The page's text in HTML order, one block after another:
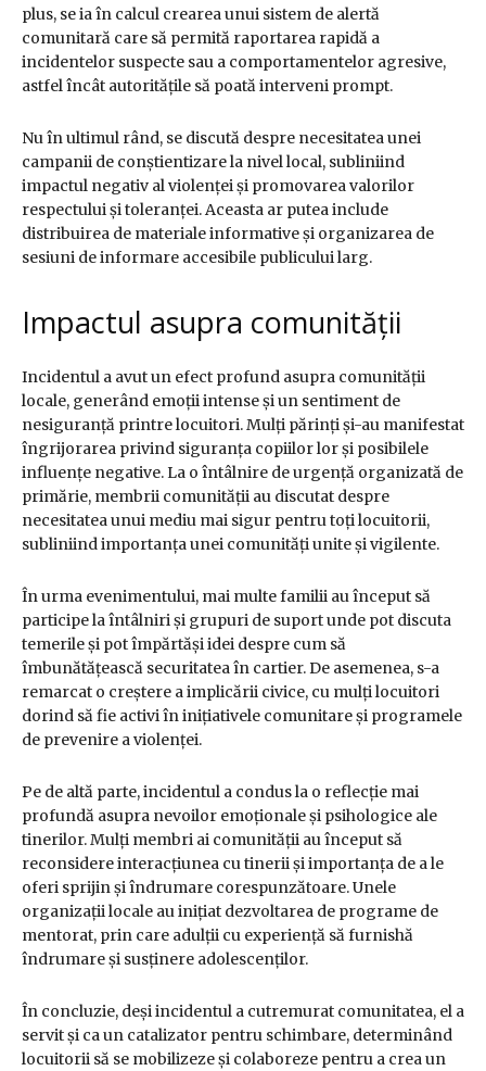
plus, se ia în calcul crearea unui sistem de alertă
comunitară care să permită raportarea rapidă a
incidentelor suspecte sau a comportamentelor agresive,
astfel încât autoritățile să poată interveni prompt.
Nu în ultimul rând, se discută despre necesitatea unei
campanii de conștientizare la nivel local, subliniind
impactul negativ al violenței și promovarea valorilor
respectului și toleranței. Aceasta ar putea include
distribuirea de materiale informative și organizarea de
sesiuni de informare accesibile publicului larg.
Impactul asupra comunității
Incidentul a avut un efect profund asupra comunității
locale, generând emoții intense și un sentiment de
nesiguranță printre locuitori. Mulți părinți și-au manifestat
îngrijorarea privind siguranța copiilor lor și posibilele
influențe negative. La o întâlnire de urgență organizată de
primărie, membrii comunității au discutat despre
necesitatea unui mediu mai sigur pentru toți locuitorii,
subliniind importanța unei comunități unite și vigilente.
În urma evenimentului, mai multe familii au început să
participe la întâlniri și grupuri de suport unde pot discuta
temerile și pot împărtăși idei despre cum să
îmbunătățească securitatea în cartier. De asemenea, s-a
remarcat o creștere a implicării civice, cu mulți locuitori
dorind să fie activi în inițiativele comunitare și programele
de prevenire a violenței.
Pe de altă parte, incidentul a condus la o reflecție mai
profundă asupra nevoilor emoționale și psihologice ale
tinerilor. Mulți membri ai comunității au început să
reconsidere interacțiunea cu tinerii și importanța de a le
oferi sprijin și îndrumare corespunzătoare. Unele
organizații locale au inițiat dezvoltarea de programe de
mentorat, prin care adulții cu experiență să furnishă
îndrumare și susținere adolescenților.
În concluzie, deși incidentul a cutremurat comunitatea, el a
servit și ca un catalizator pentru schimbare, determinând
locuitorii să se mobilizeze și colaboreze pentru a crea un